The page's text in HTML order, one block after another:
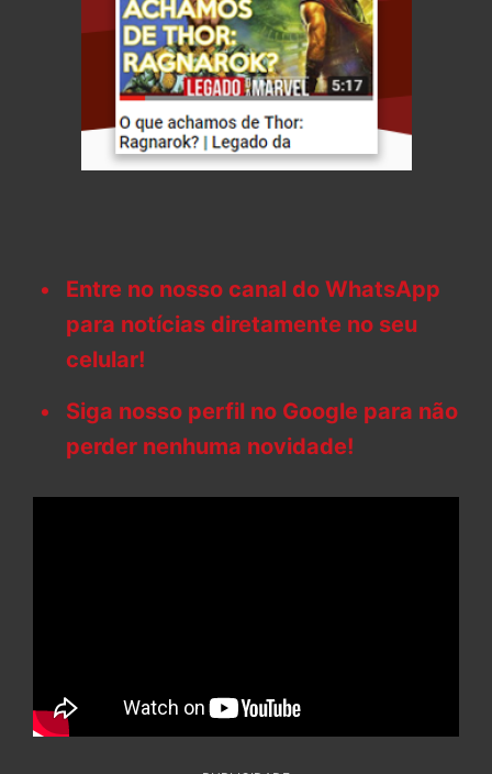
Entre no nosso canal do WhatsApp
para notícias diretamente no seu
celular!
Siga nosso perfil no Google para não
perder nenhuma novidade!